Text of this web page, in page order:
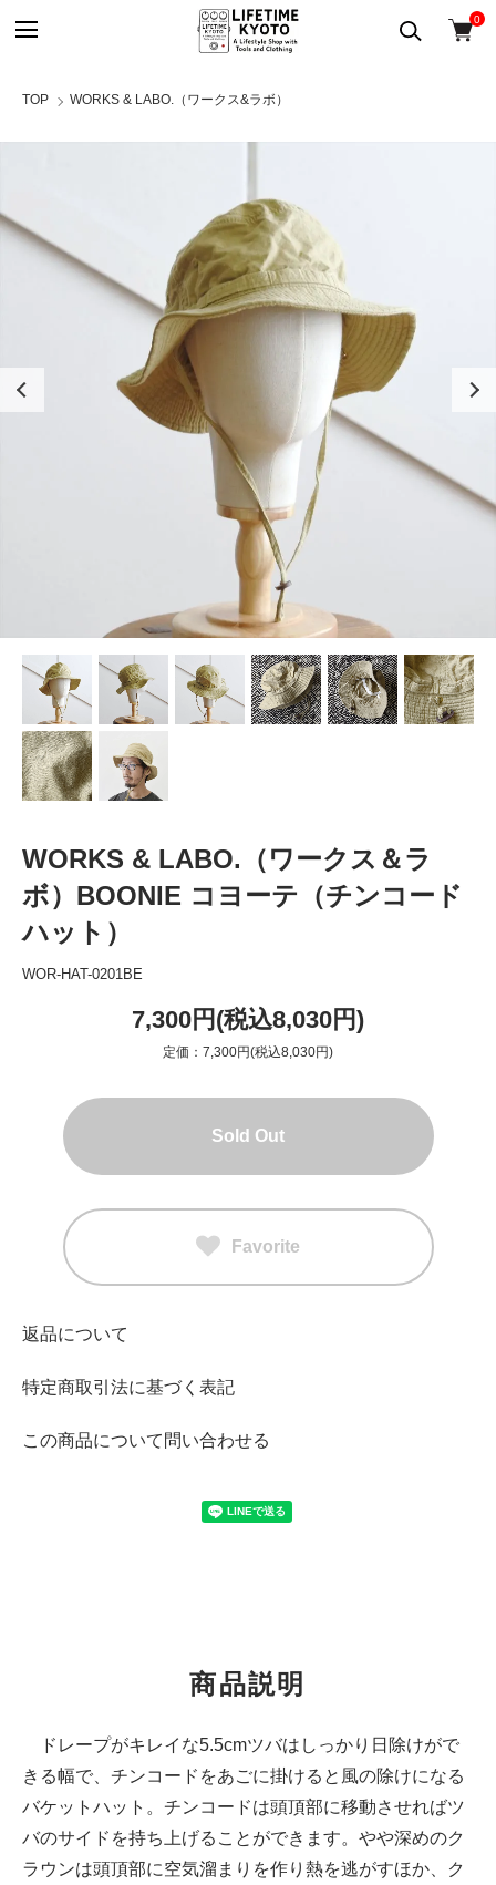
0
TOP WORKS & LABO.（ワークス&ラボ）
WORKS & LABO.（ワークス＆ラ
ボ）BOONIE コヨーテ（チンコード
ハット）
WOR-HAT-0201BE
7,300円(税込8,030円)
定価：7,300円(税込8,030円)
Sold Out
Favorite
返品について
特定商取引法に基づく表記
この商品について問い合わせる
商品説明
ドレープがキレイな5.5cmツバはしっかり日除けがで
きる幅で、チンコードをあごに掛けると風の除けになる
バケットハット。チンコードは頭頂部に移動させればツ
バのサイドを持ち上げることができます。やや深めのク
ラウンは頭頂部に空気溜まりを作り熱を逃がすほか、ク